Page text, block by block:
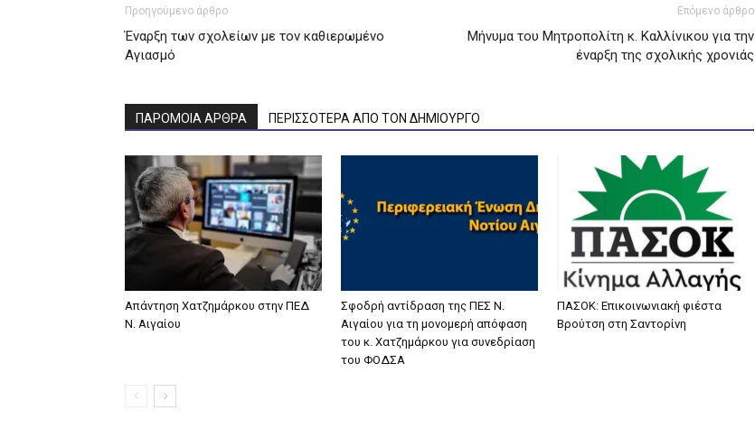
Προηγούμενο άρθρο
Έναρξη των σχολείων με τον καθιερωμένο
Αγιασμό
Επόμενο άρθρο
Μήνυμα του Μητροπολίτη κ. Καλλίνικου για την
έναρξη της σχολικής χρονιάς
ΠΑΡΟΜΟΙΑ ΑΡΘΡΑ ΠΕΡΙΣΣΟΤΕΡΑ ΑΠΟ ΤΟΝ ΔΗΜΙΟΥΡΓΟ
Απάντηση Χατζημάρκου στην ΠΕΔ
Ν. Αιγαίου
Σφοδρή αντίδραση της ΠΕΣ Ν.
Αιγαίου για τη μονομερή απόφαση
του κ. Χατζημάρκου για συνεδρίαση
του ΦΟΔΣΑ
ΠΑΣΟΚ: Επικοινωνιακή φιέστα
Βρούτση στη Σαντορίνη